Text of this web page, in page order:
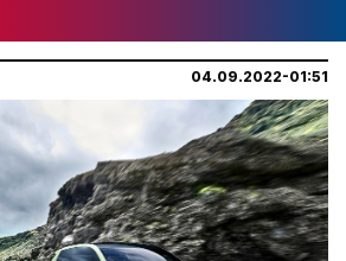
04.09.2022-01:51